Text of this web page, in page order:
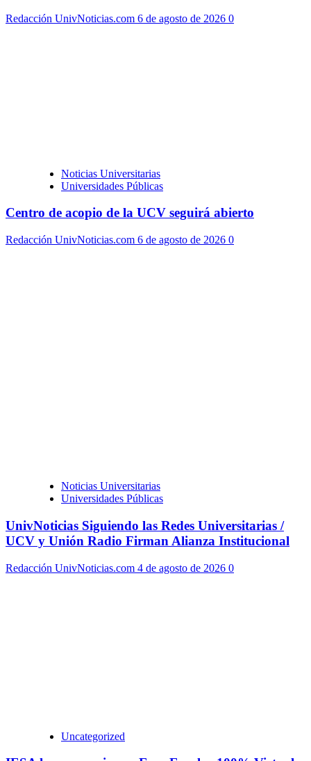
Redacción UnivNoticias.com 6 de agosto de 2026 0
Noticias Universitarias
Universidades Públicas
Centro de acopio de la UCV seguirá abierto
Redacción UnivNoticias.com 6 de agosto de 2026 0
Noticias Universitarias
Universidades Públicas
UnivNoticias Siguiendo las Redes Universitarias /
UCV y Unión Radio Firman Alianza Institucional
Redacción UnivNoticias.com 4 de agosto de 2026 0
Uncategorized